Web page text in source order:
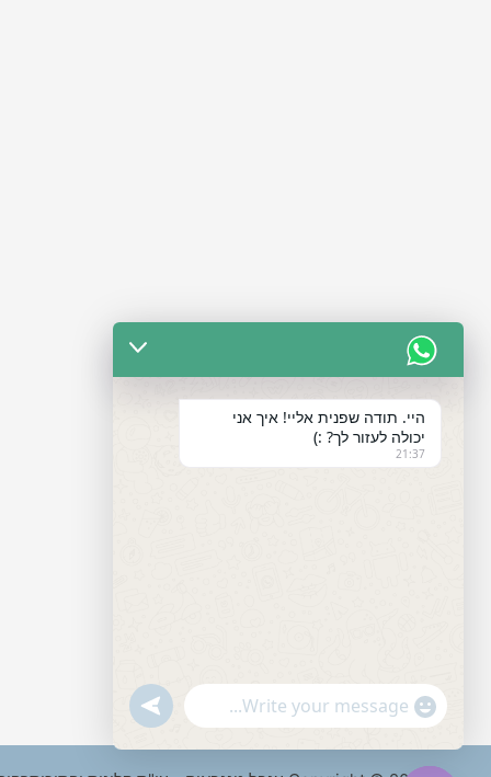
היי. תודה שפנית אליי! איך אני
יכולה לעזור לך? :)
21:37
"+chaty_settings.lang.emoji_picker+"
WhatsApp
undefined